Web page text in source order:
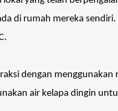
di rumah mereka
dengan
air kelapa dingin